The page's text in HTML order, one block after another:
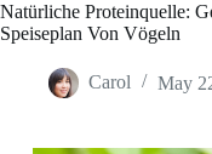
Natürliche Proteinquelle:
Speiseplan Von Vögeln
Carol May